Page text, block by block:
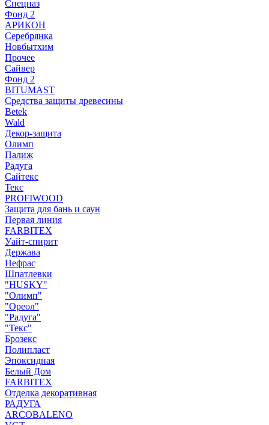
Спецназ
Фонд 2
АРИКОН
Серебрянка
Новбытхим
Прочее
Сайвер
Фонд 2
BITUMAST
Средства защиты древесины
Betek
Wald
Декор-защита
Олимп
Палиж
Радуга
Сайтекс
Текс
PROFIWOOD
Защита для бань и саун
Первая линия
FARBITEX
Уайт-спирит
Держава
Нефрас
Шпатлевки
"HUSKY"
"Олимп"
"Ореол"
"Радуга"
"Текс"
Брозекс
Полипласт
Эпоксидная
Белый Дом
FARBITEX
Отделка декоративная
РАДУГА
ARCOBALENO